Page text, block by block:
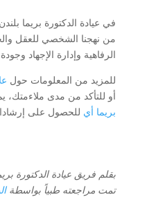
من نهجنا الشخصي للعقل
الرفاهية وإدارة الإجهاد
للمزيد من المعلومات حول
أو للتأكد من مدى ملاءمتك،
بريما أي للحصول على
بقلم فريق عيادة الدكتورة
تمت مراجعته طبياً بواسطة